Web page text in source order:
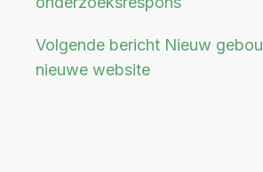
Volgende bericht Nieuw
nieuwe website